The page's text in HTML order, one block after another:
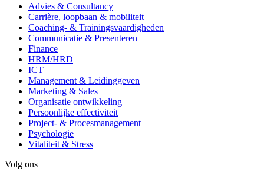
Advies & Consultancy
Carrière, loopbaan & mobiliteit
Coaching- & Trainingsvaardigheden
Communicatie & Presenteren
Finance
HRM/HRD
ICT
Management & Leidinggeven
Marketing & Sales
Organisatie ontwikkeling
Persoonlijke effectiviteit
Project- & Procesmanagement
Psychologie
Vitaliteit & Stress
Volg ons